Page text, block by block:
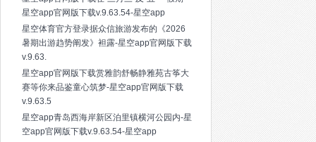
星空app官网版下载v.9.63.54-星空app
星空体育官方登录据众信旅游发布的《2026
暑期出游趋势阐发》袒露-星空app官网版下载
v.9.63.
星空app官网版下载赏雅韵舒畅静雅苑古筝大
赛等你来品鉴童心筑梦-星空app官网版下载
v.9.63.5
星空app青岛西海岸新区泊里镇横河公园内-星
空app官网版下载v.9.63.54-星空app